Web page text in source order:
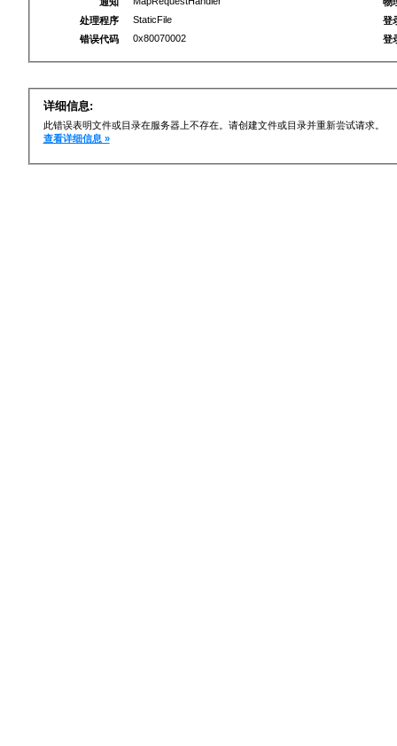
处理程序
StaticFile
错误代码
0x80070002
登
登
详细信息:
此错误表明文件或目录在服务器上不存在。请创建文件或目录并重新尝试请求。
查看详细信息 »